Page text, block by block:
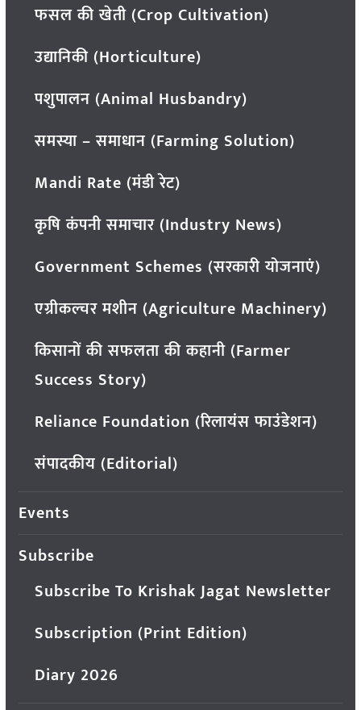
फसल की खेती (Crop Cultivation)
उद्यानिकी (Horticulture)
पशुपालन (Animal Husbandry)
समस्या – समाधान (Farming Solution)
Mandi Rate (मंडी रेट)
कृषि कंपनी समाचार (Industry News)
Government Schemes (सरकारी योजनाएं)
एग्रीकल्चर मशीन (Agriculture Machinery)
किसानों की सफलता की कहानी (Farmer
Success Story)
Reliance Foundation (रिलायंस फाउंडेशन)
संपादकीय (Editorial)
Events
Subscribe
Subscribe To Krishak Jagat Newsletter
Subscription (Print Edition)
Diary 2026